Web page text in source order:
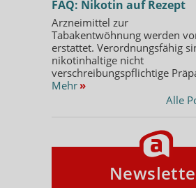
FAQ: Nikotin auf Rezept
Arzneimittel zur
Tabakentwöhnung werden
erstattet. Verordnungsfähig
nikotinhaltige nicht
verschreibungspflichtige
Mehr »
Alle